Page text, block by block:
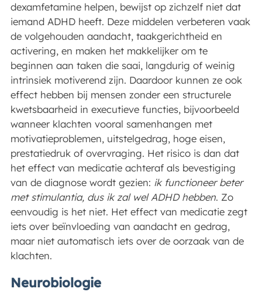
dexamfetamine helpen, bewijst op zichzelf niet dat
iemand ADHD heeft. Deze middelen verbeteren vaak
de volgehouden aandacht, taakgerichtheid en
activering, en maken het makkelijker om te
beginnen aan taken die saai, langdurig of weinig
intrinsiek motiverend zijn. Daardoor kunnen ze ook
effect hebben bij mensen zonder een structurele
kwetsbaarheid in executieve functies, bijvoorbeeld
wanneer klachten vooral samenhangen met
motivatieproblemen, uitstelgedrag, hoge eisen,
prestatiedruk of overvraging. Het risico is dan dat
het effect van medicatie achteraf als bevestiging
van de diagnose wordt gezien: ik functioneer beter
met stimulantia, dus ik zal wel ADHD hebben. Zo
eenvoudig is het niet. Het effect van medicatie zegt
iets over beïnvloeding van aandacht en gedrag,
maar niet automatisch iets over de oorzaak van de
klachten.
Neurobiologie